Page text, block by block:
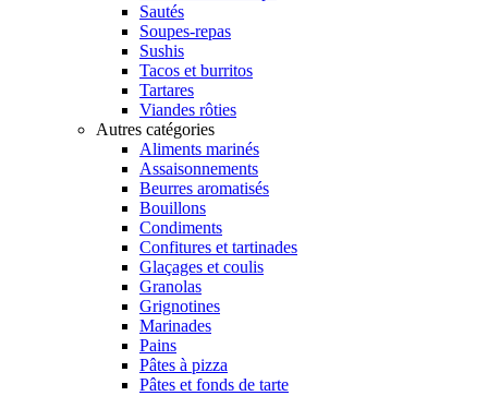
Sautés
Soupes-repas
Sushis
Tacos et burritos
Tartares
Viandes rôties
Autres catégories
Aliments marinés
Assaisonnements
Beurres aromatisés
Bouillons
Condiments
Confitures et tartinades
Glaçages et coulis
Granolas
Grignotines
Marinades
Pains
Pâtes à pizza
Pâtes et fonds de tarte